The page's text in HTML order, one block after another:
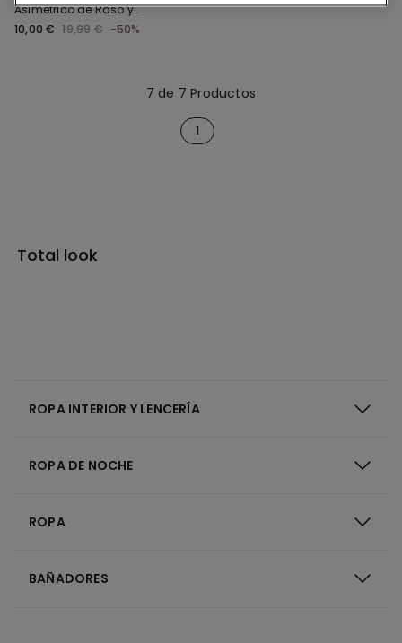
Asimétrico de Raso y
Encaje
10,00 € 19,99 € -50%
7 de 7 Productos
1
Total look
ROPA INTERIOR Y LENCERÍA
ROPA DE NOCHE
ROPA
BAÑADORES